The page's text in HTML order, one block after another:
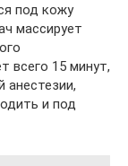
под кожу
массирует
всего 15 минут,
анестезии,
и под